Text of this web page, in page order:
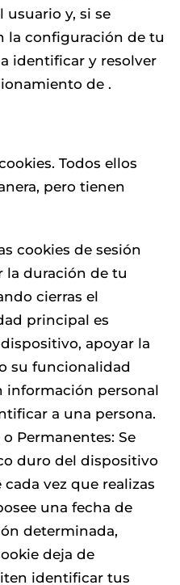
y, si se
la configuración de tu
identificar y resolver
de .
Todos ellos
pero tienen
cookies de sesión
la duración de tu
cierras el
principal es
apoyar la
su funcionalidad
información personal
a una persona.
Permanentes: Se
duro del dispositivo
vez que realizas
una fecha de
determinada,
deja de
identificar tus